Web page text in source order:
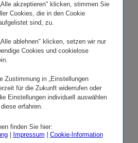
bei
mit Juli
STICHWORTE
PERSONALIA
akzeptieren" klicken, stimmen Sie
Cookies, die in den Cookie
sind, zu.
ablehnen" klicken, setzen wir nur
Cookies und cookielose
Zustimmung in „Einstellungen
für die Zukunft widerrufen oder
Einstellungen individuell auswählen
erfahren.
finden Sie hier:
| Impressum Cookie-Information